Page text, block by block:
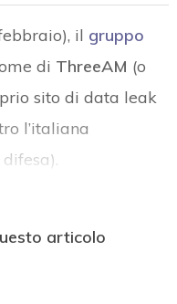
il gruppo
di ThreeAM (o
sito di data leak
l’italiana
articolo